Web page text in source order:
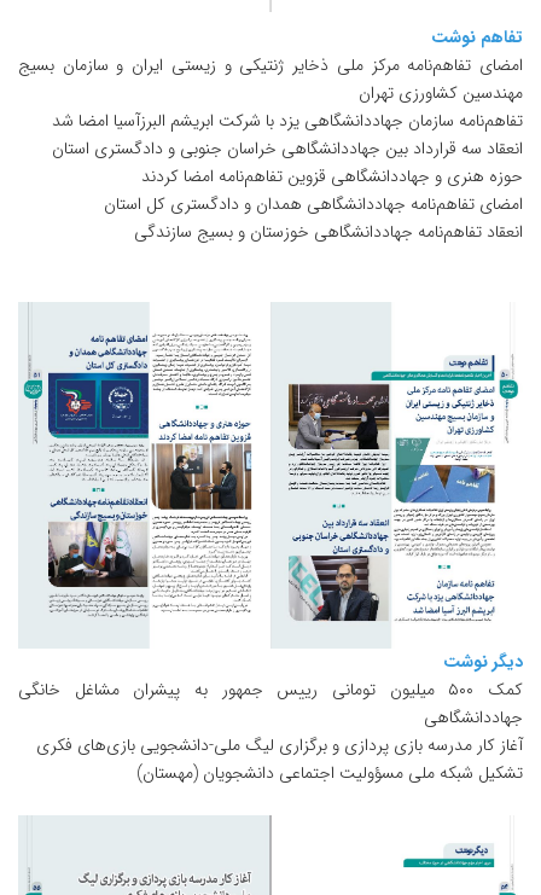
تفاهم نوشت
امضای تفاهم‌نامه مرکز ملی ذخایر ژنتیکی و زیستی ایران و سازمان بسیج
مهندسین کشاورزی تهران
تفاهم‌نامه سازمان جهاددانشگاهی یزد با شرکت ابریشم البرزآسیا امضا شد
انعقاد سه قرارداد بین جهاددانشگاهی خراسان جنوبی و دادگستری استان
حوزه هنری و جهاددانشگاهی قزوین تفاهم‌نامه امضا کردند
امضای تفاهم‌نامه جهاددانشگاهی همدان و دادگستری کل استان
انعقاد تفاهم‌نامه جهاددانشگاهی خوزستان و بسیج سازندگی
دیگر نوشت
کمک ۵۰۰ میلیون تومانی رییس جمهور به پیشران مشاغل خانگی
جهاددانشگاهی
آغاز کار مدرسه بازی پردازی و برگزاری لیگ ملی-دانشجویی بازی‌های فکری
تشکیل شبکه ملی مسؤولیت اجتماعی دانشجویان (مهستان)